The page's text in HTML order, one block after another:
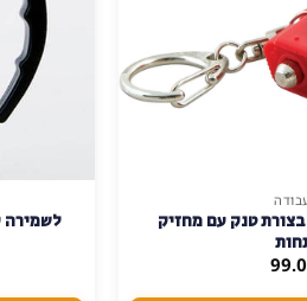
טנק עם מחזיק
לשמירה